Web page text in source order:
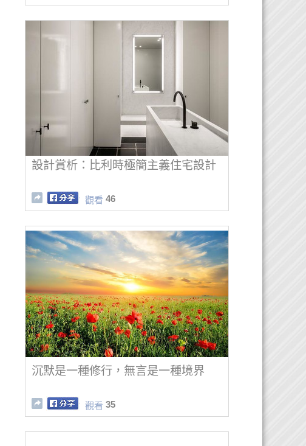
設計賞析：比利時極簡主義住宅設計
觀看 46
沉默是一種修行，無言是一種境界
觀看 35